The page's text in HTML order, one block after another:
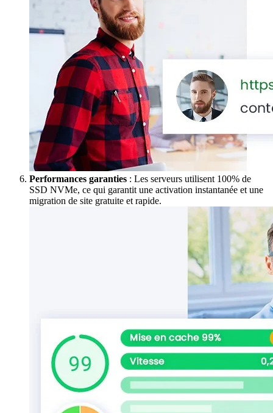
Performances garanties : Les serveurs utilisent 100% de
SSD NVMe, ce qui garantit une activation instantanée et une
migration de site gratuite et rapide.